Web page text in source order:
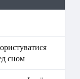
сном